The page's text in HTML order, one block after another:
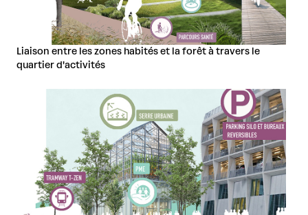
Liaison entre les zones habités et la forêt à travers le
quartier d'activités